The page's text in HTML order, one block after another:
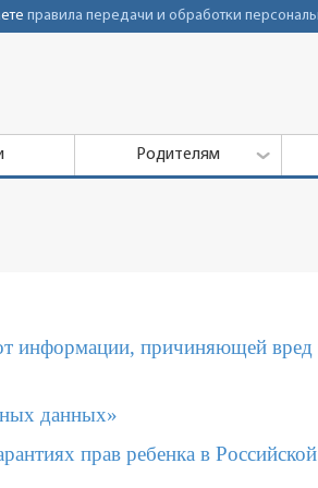
правила передачи и обработки
Родителям
информации, причиняющей вред
данных»
прав ребенка в Российской